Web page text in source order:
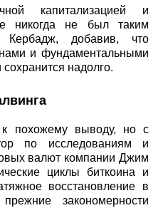
капитализацией и
никогда не был таким
добавив, что
и фундаментальными
надолго.
похожему выводу, но с
по исследованиям и
валют компании Джим
циклы биткоина и
восстановление в
закономерности